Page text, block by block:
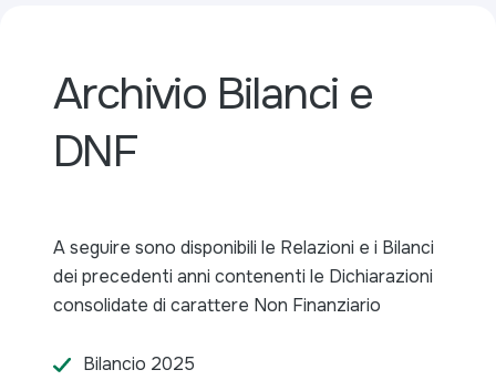
Archivio Bilanci e
DNF
A seguire sono disponibili le Relazioni e i Bilanci
dei precedenti anni contenenti le Dichiarazioni
consolidate di carattere Non Finanziario
Bilancio 2025